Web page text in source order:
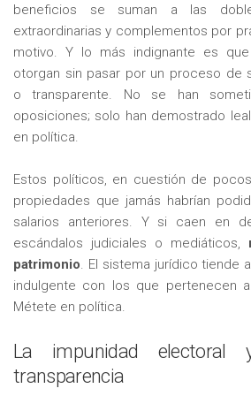
beneficios se suman a las
extraordinarias y complementos por
motivo. Y lo más indignante es
otorgan sin pasar por un proceso de
o transparente. No se han
oposiciones; solo han demostrado
en política.
Estos políticos, en cuestión de
propiedades que jamás habrían
salarios anteriores. Y si caen en
escándalos judiciales o mediáticos,
patrimonio. El sistema jurídico tiende
indulgente con los que pertenecen
Métete en política.
La impunidad
transparencia